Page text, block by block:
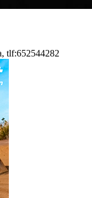
tlf:652544282